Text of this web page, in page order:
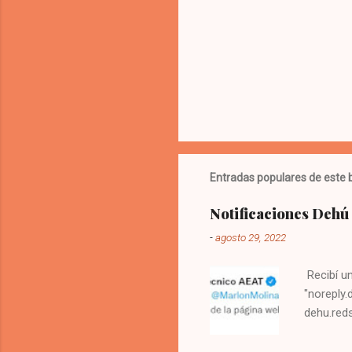
Entradas populares de este
Notificaciones
-agosto 29, 2022
Recibí